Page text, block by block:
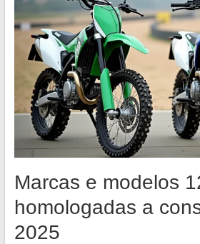
Marcas e modelos
homologadas a
2025